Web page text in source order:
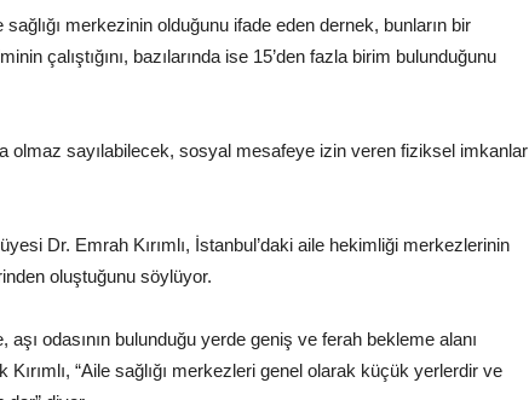
merkezinin olduğunu ifade eden dernek, bunların bir
çalıştığını, bazılarında ise 15’den fazla birim bulunduğunu
olmaz sayılabilecek, sosyal mesafeye izin veren fiziksel imkanlar
Dr. Emrah Kırımlı, İstanbul’daki aile hekimliği merkezlerinin
oluştuğunu söylüyor.
aşı odasının bulunduğu yerde geniş ve ferah bekleme alanı
“Aile sağlığı merkezleri genel olarak küçük yerlerdir ve